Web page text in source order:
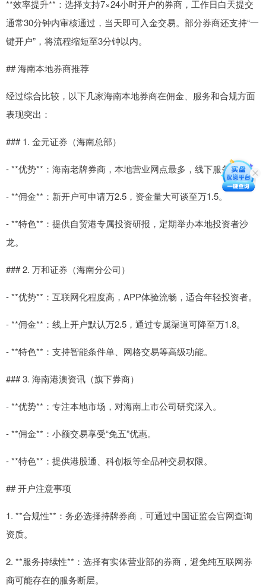
**效率提升**：选择支持7×24小时开户的券商，工作日白天提交
通常30分钟内审核通过，当天即可入金交易。部分券商还支持“一
键开户”，将流程缩短至3分钟以内。
## 海南本地券商推荐
经过综合比较，以下几家海南本地券商在佣金、服务和合规方面
表现突出：
### 1. 金元证券（海南总部）
- **优势**：海南老牌券商，本地营业网点最多，线下服务便捷。
- **佣金**：新开户可申请万2.5，资金量大可谈至万1.5。
- **特色**：提供自贸港专属投资研报，定期举办本地投资者沙
龙。
### 2. 万和证券（海南分公司）
- **优势**：互联网化程度高，APP体验流畅，适合年轻投资者。
- **佣金**：线上开户默认万2.5，通过专属渠道可降至万1.8。
- **特色**：支持智能条件单、网格交易等高级功能。
### 3. 海南港澳资讯（旗下券商）
- **优势**：专注本地市场，对海南上市公司研究深入。
- **佣金**：小额交易享受“免五”优惠。
- **特色**：提供港股通、科创板等全品种交易权限。
## 开户注意事项
1. **合规性**：务必选择持牌券商，可通过中国证监会官网查询
资质。
2. **服务持续性**：选择有实体营业部的券商，避免纯互联网券
商可能存在的服务断层。